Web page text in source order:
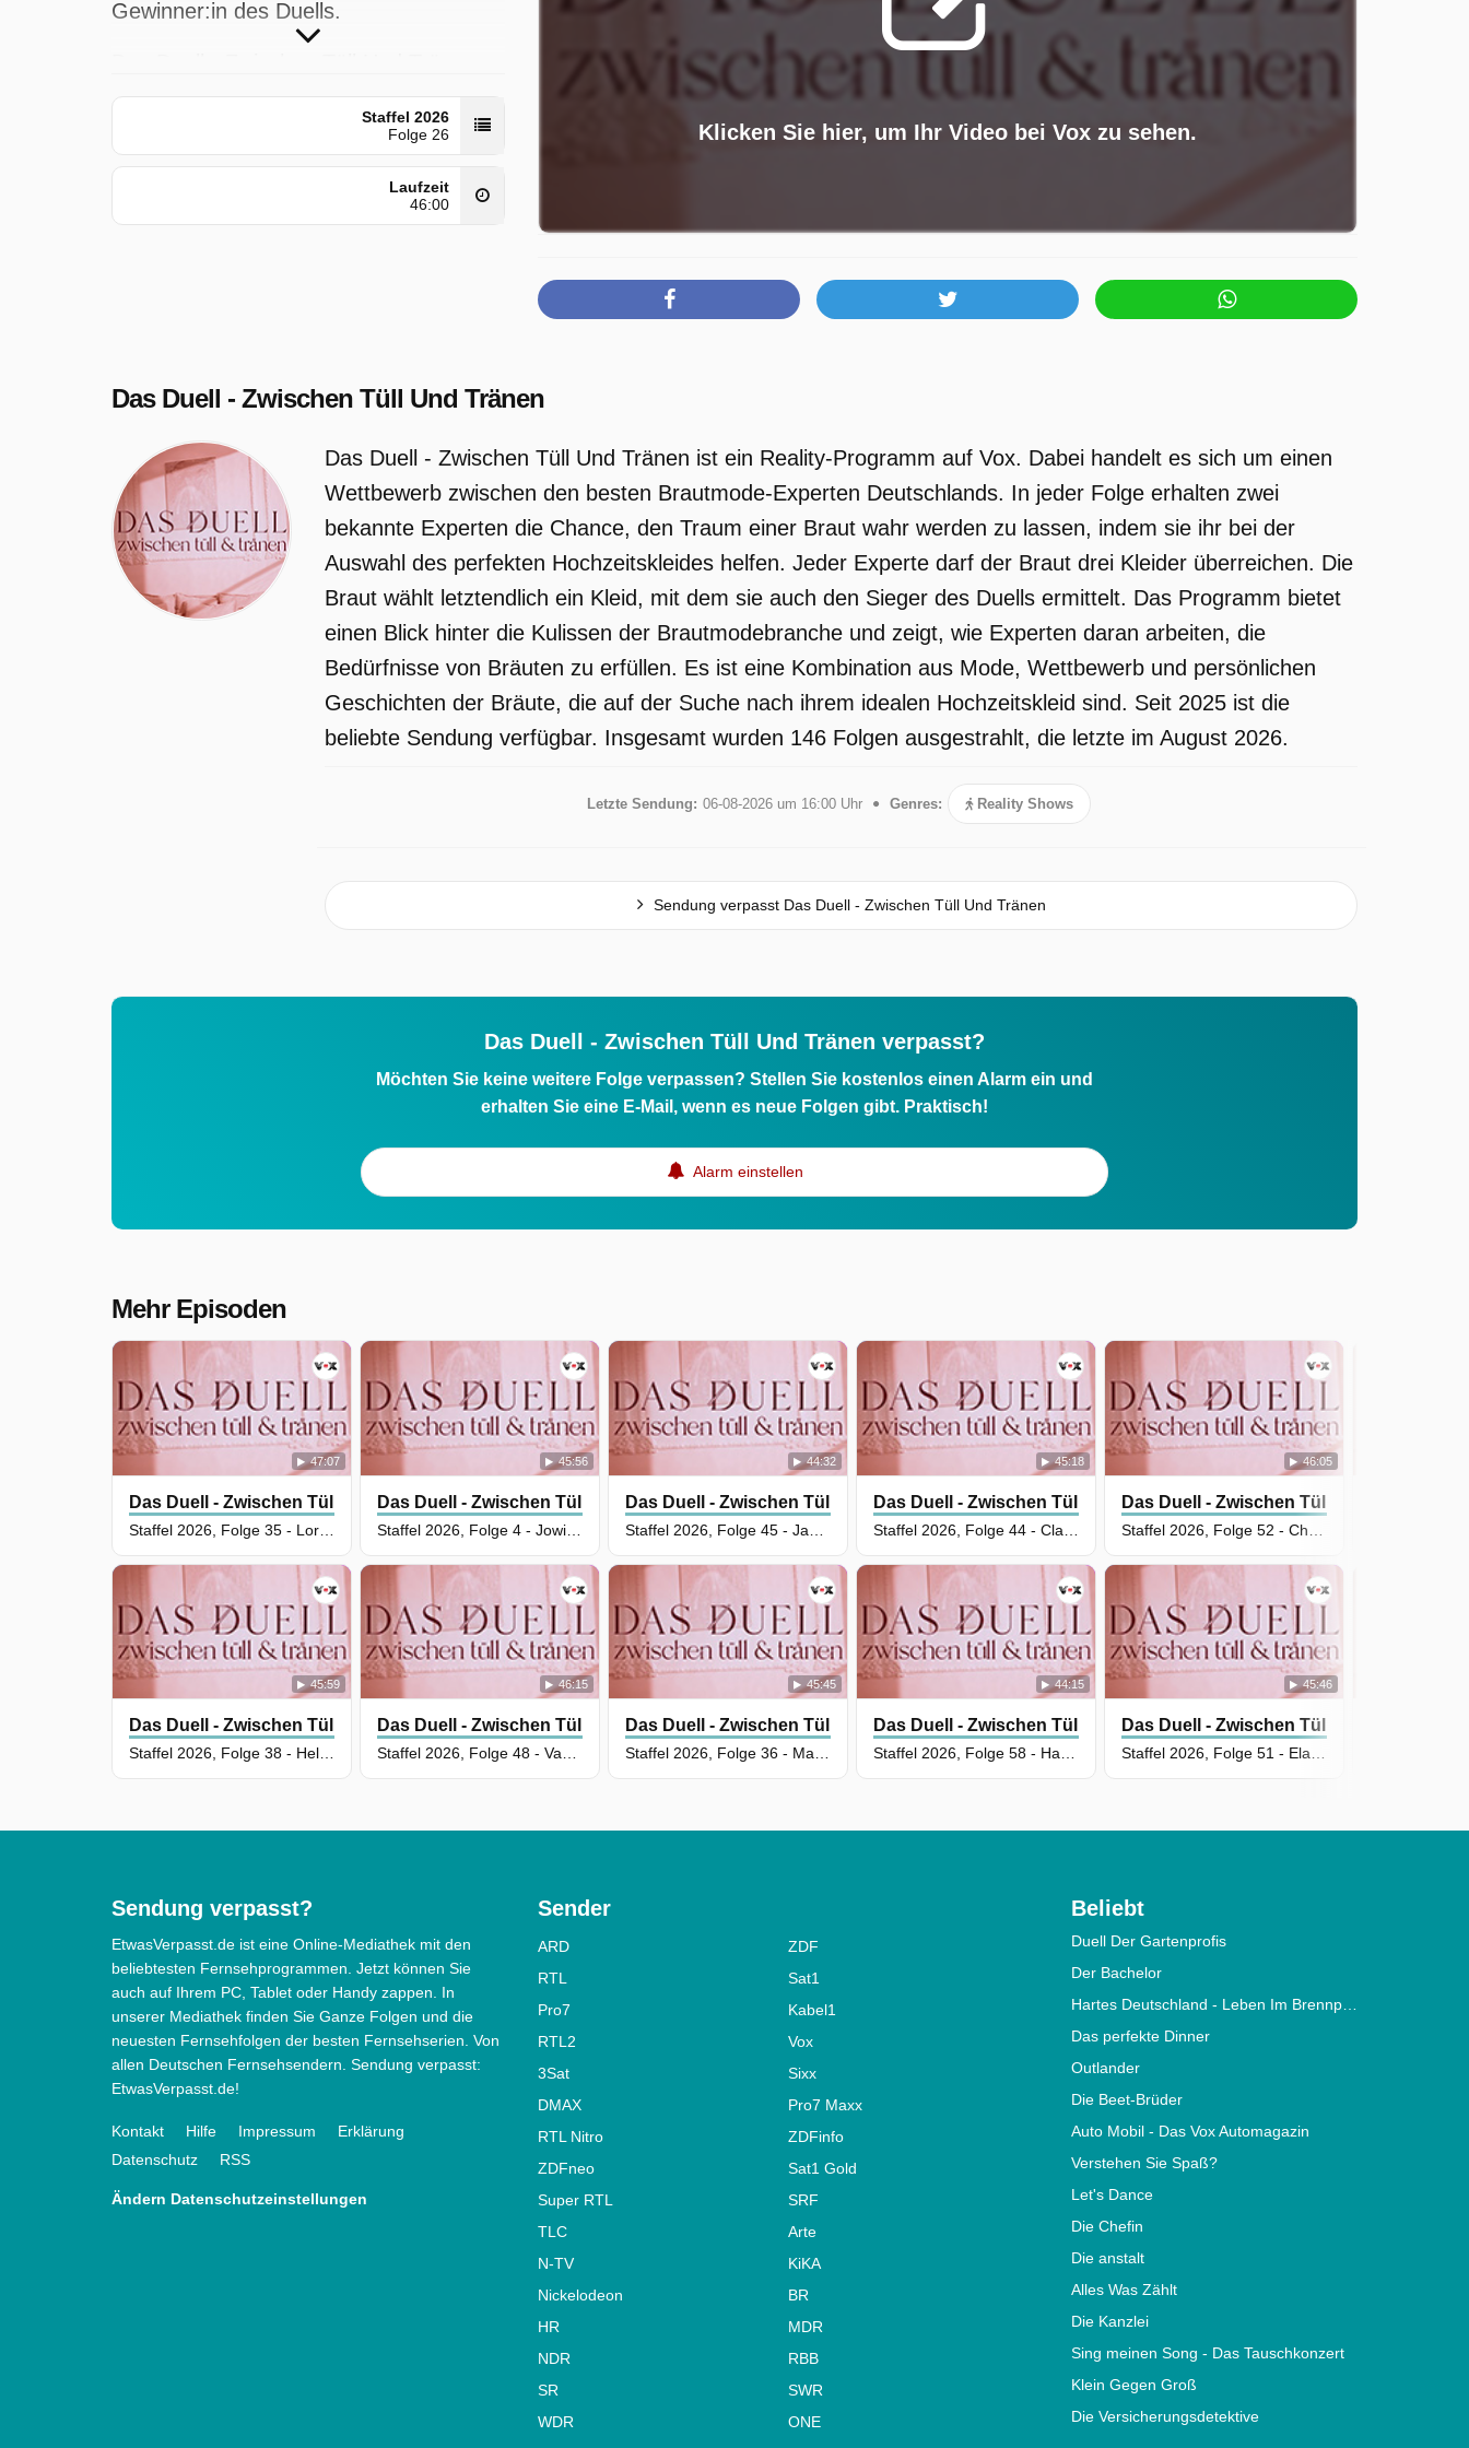
Gewinner:in des Duells.
wurde auf Vox ausgestrahlt am Freitag
Staffel 2026
Folge 26
Laufzeit
46:00
Klicken Sie hier, um Ihr Video bei Vox zu sehen.
Das Duell - Zwischen Tüll Und Tränen
Das Duell - Zwischen Tüll Und Tränen ist ein Reality-Programm auf Vox. Dabei handelt es sich um einen
Wettbewerb zwischen den besten Brautmode-Experten Deutschlands. In jeder Folge erhalten zwei
bekannte Experten die Chance, den Traum einer Braut wahr werden zu lassen, indem sie ihr bei der
Auswahl des perfekten Hochzeitskleides helfen. Jeder Experte darf der Braut drei Kleider überreichen. Die
Braut wählt letztendlich ein Kleid, mit dem sie auch den Sieger des Duells ermittelt. Das Programm bietet
einen Blick hinter die Kulissen der Brautmodebranche und zeigt, wie Experten daran arbeiten, die
Bedürfnisse von Bräuten zu erfüllen. Es ist eine Kombination aus Mode, Wettbewerb und persönlichen
Geschichten der Bräute, die auf der Suche nach ihrem idealen Hochzeitskleid sind. Seit 2025 ist die
beliebte Sendung verfügbar. Insgesamt wurden 146 Folgen ausgestrahlt, die letzte im August 2026.
Letzte Sendung: 06-08-2026 um 16:00 Uhr Genres: Reality Shows
Sendung verpasst Das Duell - Zwischen Tüll Und Tränen
Das Duell - Zwischen Tüll Und Tränen verpasst?
Möchten Sie keine weitere Folge verpassen? Stellen Sie kostenlos einen Alarm ein und
erhalten Sie eine E-Mail, wenn es neue Folgen gibt. Praktisch!
Alarm einstellen
Mehr Episoden
47:07
Das Duell - Zwischen Tüll Und Tränen
45:56
Das Duell - Zwischen Tüll Und Tränen
45:59
Das Duell - Zwischen Tüll Und Tränen
46:15
Das Duell - Zwischen Tüll Und Tränen
44:32
Das Duell - Zwischen Tüll Und Tränen
45:18
Das Duell - Zwischen Tüll Und Tränen
45:45
Das Duell - Zwischen Tüll Und Tränen
44:15
Das Duell - Zwischen Tüll Und Tränen
46:05
Das Duell - Zwischen Tüll Und Tränen
45:46
Das Duell - Zwischen Tüll Und Tränen
Sendung verpasst?
EtwasVerpasst.de ist eine Online-Mediathek mit den
beliebtesten Fernsehprogrammen. Jetzt können Sie
auch auf Ihrem PC, Tablet oder Handy zappen. In
unserer Mediathek finden Sie Ganze Folgen und die
neuesten Fernsehfolgen der besten Fernsehserien. Von
allen Deutschen Fernsehsendern. Sendung verpasst:
EtwasVerpasst.de!
Kontakt Hilfe Impressum
Erklärung
Datenschutz
RSS
Ändern Datenschutzeinstellungen
Sender
ARD
ZDF
RTL
Sat1
Pro7
Kabel1
RTL2
Vox
3Sat
Sixx
DMAX
Pro7 Maxx
RTL Nitro
ZDFinfo
ZDFneo
Sat1 Gold
Super RTL
SRF
TLC
Arte
N-TV
KiKA
Nickelodeon
BR
HR
MDR
NDR
RBB
SR
SWR
WDR
ONE
Beliebt
Duell Der Gartenprofis
Der Bachelor
Hartes Deutschland - Leben Im Brennpunkt
Das perfekte Dinner
Outlander
Die Beet-Brüder
Auto Mobil - Das Vox Automagazin
Verstehen Sie Spaß?
Let's Dance
Die Chefin
Die anstalt
Alles Was Zählt
Die Kanzlei
Sing meinen Song - Das Tauschkonzert
Klein Gegen Groß
Die Versicherungsdetektive